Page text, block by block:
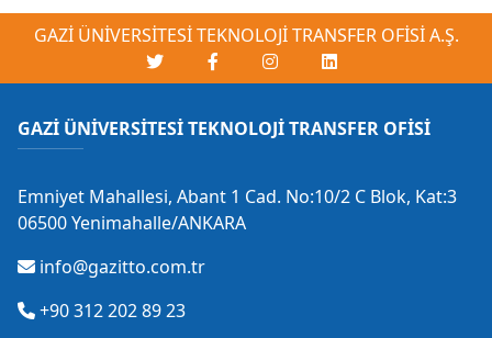
GAZİ ÜNİVERSİTESİ TEKNOLOJİ TRANSFER OFİSİ A.Ş.
GAZİ ÜNİVERSİTESİ TEKNOLOJİ TRANSFER OFİSİ
Emniyet Mahallesi, Abant 1 Cad. No:10/2 C Blok, Kat:3
06500 Yenimahalle/ANKARA
info@gazitto.com.tr
+90 312 202 89 23